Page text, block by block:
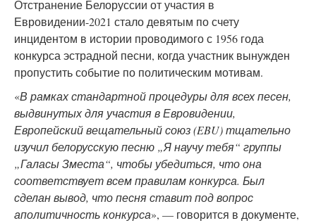
Отстранение Белоруссии от участия в
Евровидении-2021 стало девятым по счету
инцидентом в истории проводимого с 1956 года
конкурса эстрадной песни, когда участник вынужден
пропустить событие по политическим мотивам.
«В рамках стандартной процедуры для всех песен,
выдвинутых для участия в Евровидении,
Европейский вещательный союз (EBU) тщательно
изучил белорусскую песню „Я научу тебя“ группы
„Галасы Зместа“, чтобы убедиться, что она
соответствует всем правилам конкурса. Был
сделан вывод, что песня ставит под вопрос
аполитичность конкурса», — говорится в документе,